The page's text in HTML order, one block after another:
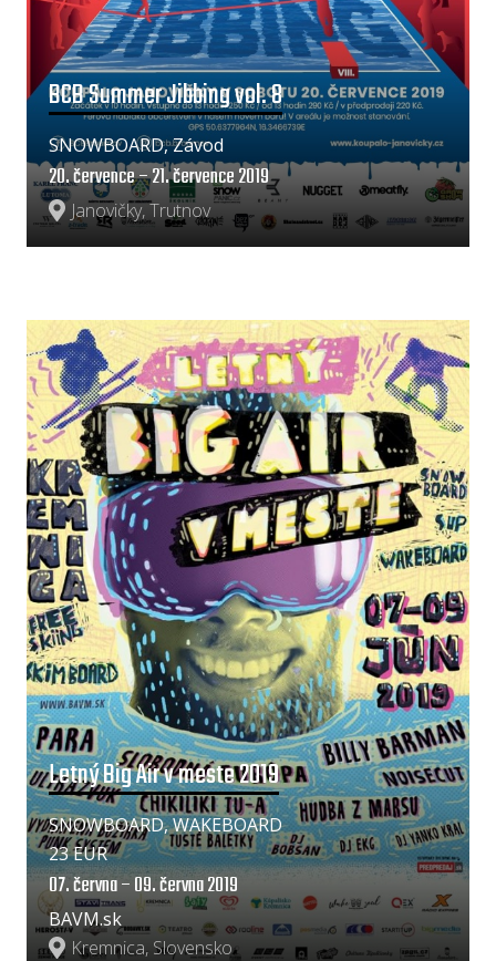
BCB Summer Jibbing vol. 8
Janovičky, Trutnov
20. července – 21. července 2019
SNOWBOARD, Závod
Letný Big Air v meste 2019
Kremnica, Slovensko
BAVM.sk
07. června – 09. června 2019
23 EUR
SNOWBOARD, WAKEBOARD